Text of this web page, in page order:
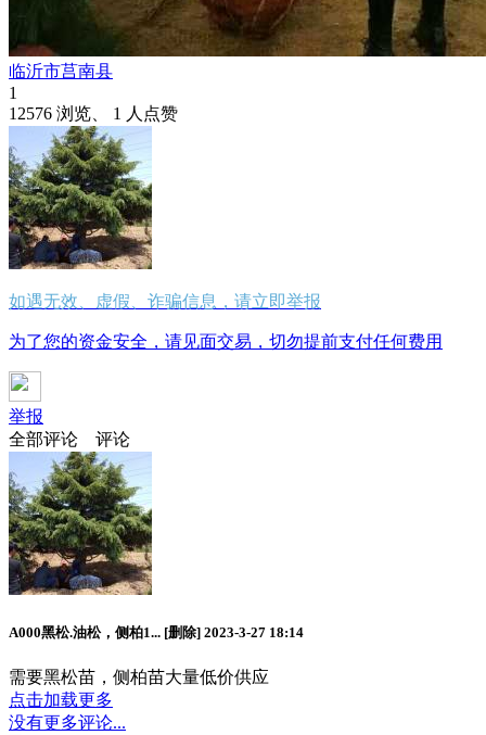
临沂市莒南县
1
12576 浏览、 1 人点赞
如遇无效、虚假、诈骗信息，请立即举报
为了您的资金安全，请见面交易，切勿提前支付任何费用
举报
全部评论
评论
A000黑松.油松，侧柏1... [删除] 2023-3-27 18:14
需要黑松苗，侧柏苗大量低价供应
点击加载更多
没有更多评论...